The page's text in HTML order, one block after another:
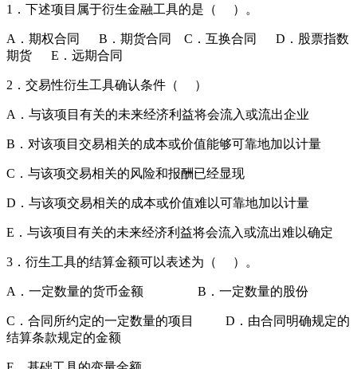
1．下述项目属于衍生金融工具的是（ ）。
A．期权合同 B．期货合同 C．互换合同 D．股票指数
期货 E．远期合同
2．交易性衍生工具确认条件（ ）
A．与该项目有关的未来经济利益将会流入或流出企业
B．对该项目交易相关的成本或价值能够可靠地加以计量
C．与该项交易相关的风险和报酬已经显现
D．与该项交易相关的成本或价值难以可靠地加以计量
E．与该项目有关的未来经济利益将会流入或流出难以确定
3．衍生工具的结算金额可以表述为（ ）。
A．一定数量的货币金额 B．一定数量的股份
C．合同所约定的一定数量的项目 D．由合同明确规定的
结算条款规定的金额